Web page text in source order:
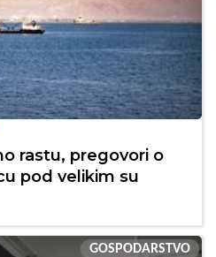
rastu, pregovori o
pod velikim su
GOSPODARSTVO